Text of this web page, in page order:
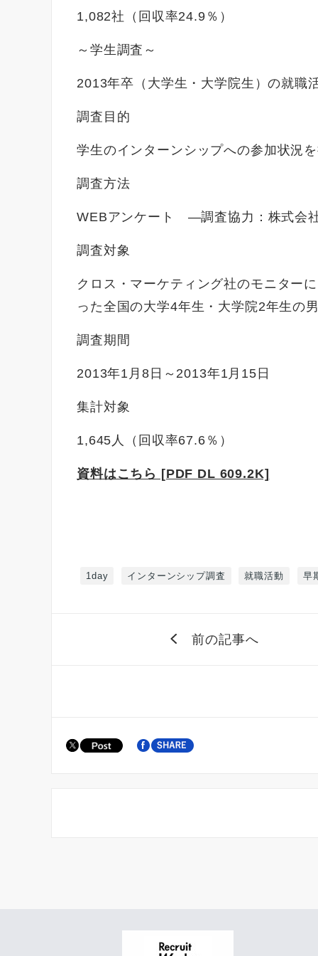
1,082社（回収率24.9％）
～学生調査～
2013年卒（大学生・大学院生）の就職
調査目的
学生のインターンシップへの参加状況
調査方法
WEBアンケート ―調査協力：株式会
調査対象
クロス・マーケティング社のモニター
った全国の大学4年生・大学院2年生の
調査期間
2013年1月8日～2013年1月15日
集計対象
1,645人（回収率67.6％）
資料はこちら [PDF DL 609.2K]
1day インターンシップ調査 就職活動 早
前の記事へ